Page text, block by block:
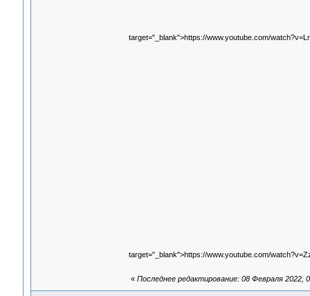
target="_blank">https://www.youtube.com/
target="_blank">https://www.youtube.com/
« Последнее редактирование: 08 Февраля 2022,